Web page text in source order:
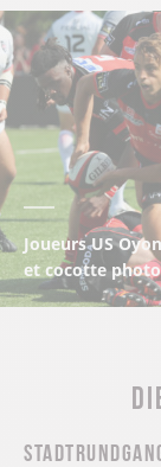
Joueurs US
et cocotte